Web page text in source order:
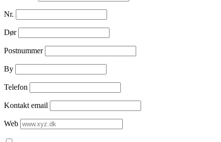
Nr.
Dør
Postnummer
By
Telefon
Kontakt email
Web